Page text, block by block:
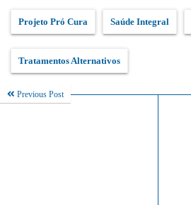
Projeto Pró Cura Saúde Integral
Tratamentos Alternativos
Previous Post